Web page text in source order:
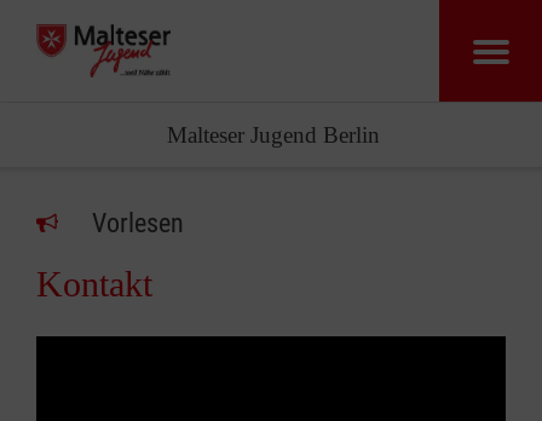
Malteser Jugend Berlin
Vorlesen
Kontakt